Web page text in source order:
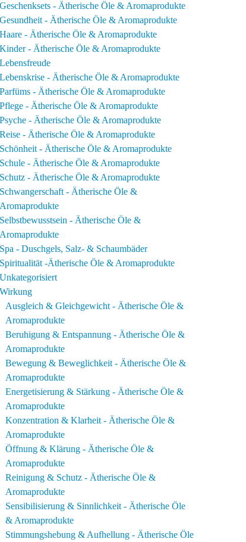
Geschenksets - Ätherische Öle & Aromaprodukte
Gesundheit - Ätherische Öle & Aromaprodukte
Haare - Ätherische Öle & Aromaprodukte
Kinder - Ätherische Öle & Aromaprodukte
Lebensfreude
Lebenskrise - Ätherische Öle & Aromaprodukte
Parfüms - Ätherische Öle & Aromaprodukte
Pflege - Ätherische Öle & Aromaprodukte
Psyche - Ätherische Öle & Aromaprodukte
Reise - Ätherische Öle & Aromaprodukte
Schönheit - Ätherische Öle & Aromaprodukte
Schule - Ätherische Öle & Aromaprodukte
Schutz - Ätherische Öle & Aromaprodukte
Schwangerschaft - Ätherische Öle &
Aromaprodukte
Selbstbewusstsein - Ätherische Öle &
Aromaprodukte
Spa - Duschgels, Salz- & Schaumbäder
Spiritualität -Ätherische Öle & Aromaprodukte
Unkategorisiert
Wirkung
Ausgleich & Gleichgewicht - Ätherische Öle &
Aromaprodukte
Beruhigung & Entspannung - Ätherische Öle &
Aromaprodukte
Bewegung & Beweglichkeit - Ätherische Öle &
Aromaprodukte
Energetisierung & Stärkung - Ätherische Öle &
Aromaprodukte
Konzentration & Klarheit - Ätherische Öle &
Aromaprodukte
Öffnung & Klärung - Ätherische Öle &
Aromaprodukte
Reinigung & Schutz - Ätherische Öle &
Aromaprodukte
Sensibilisierung & Sinnlichkeit - Ätherische Öle
& Aromaprodukte
Stimmungshebung & Aufhellung - Ätherische Öle